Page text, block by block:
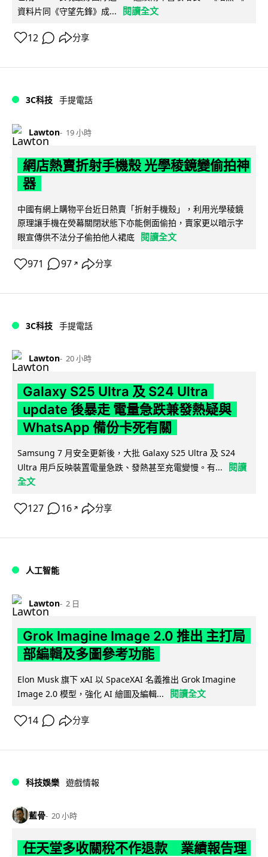
資料片同《守望先鋒》成...
閱讀全文
12 分享
3C科技 手提電話
Lawton 19 小時
網店熱賣折射手機殼 光學稜鏡變偷拍神
器
中國有網上購物平台近日熱賣「折射手機殼」，利用光學稜鏡
原理讓手機在熒幕關閉狀態下亦能側面偷拍，賣家更以暗示字
眼宣傳供不法分子偷拍他人裙底 閱讀全文
971 97 ↗ 分享
3C科技 手提電話
Lawton 20 小時
Galaxy S25 Ultra 及 S24 Ultra
update 後暴走 電量急跌兼發熱疑與
WhatsApp 備份卡死有關
Samsung 7 月安全更新後，大批 Galaxy S25 Ultra 及 S24
Ultra 用戶反映裝置電量急跌、發熱甚至充電變慢。有...
閱讀
全文
127 16 ↗ 分享
人工智能
Lawton 2 日
Grok Imagine Image 2.0 推出 主打局
部編輯及多圖參考功能
Elon Musk 旗下 xAI 以 SpaceXAI 名義推出 Grok Imagine
Image 2.0 模型，強化 AI 繪圖及編輯...
閱讀全文
14 分享
科技娛樂 遊戲情報
藍骨 20 小時
任天堂多收關稅不作退款 業績報告理